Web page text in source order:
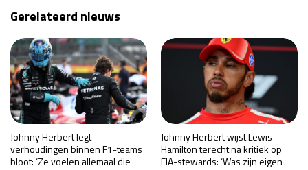
Gerelateerd nieuws
Johnny Herbert legt
verhoudingen binnen F1-teams
bloot: ‘Ze voelen allemaal die
Johnny Herbert wijst Lewis
Hamilton terecht na kritiek op
FIA-stewards: ‘Was zijn eigen